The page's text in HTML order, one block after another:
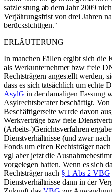
satzleistung ab dem Jahr 2009
Verjährungsfrist von drei Jahren
berücksichtigen.“
ERLÄUTERUNG
In manchen Fällen ergibt sich die
als Werkunternehmer bzw freie
Rechtsträgern angestellt werden,
dass es sich tatsächlich um echte
AsylG in der damaligen Fassung
Asylrechtsberater beschäftigt.
Beschäftigerseite wurde davon
Werkverträge bzw freie
(Arbeits-)Gerichtsverfahren
Dienstverhältnisse (und zwar nach
Fonds um einen Rechtsträger nach
vgl aber jetzt die
vorgelegen hatten. Wenn es sich
Rechtsträger nach § 1 Abs 2 VBG
Dienstverhältnisse dann in der